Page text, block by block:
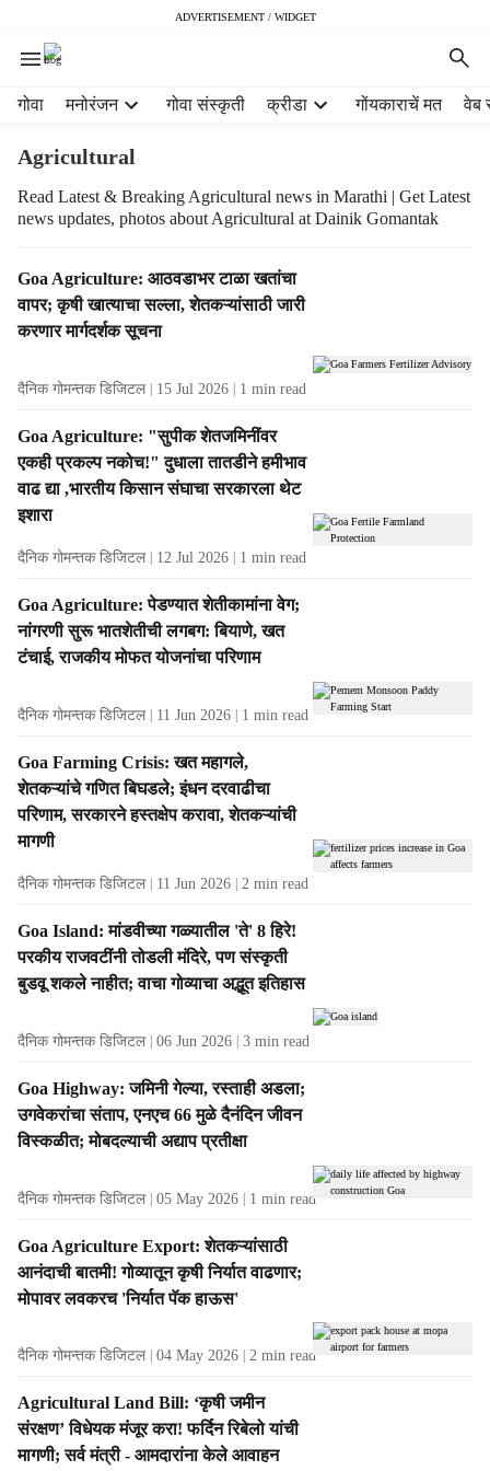
ADVERTISEMENT / WIDGET
गोवा मनोरंजन गोवा संस्कृती क्रीडा गोंयकाराचें मत वेब
Agricultural
Read Latest & Breaking Agricultural news in Marathi | Get Latest
news updates, photos about Agricultural at Dainik Gomantak
T
a
g
s
l
t
s
Goa Agriculture: आठवडाभर टाळा खतांचा
वापर; कृषी खात्याचा सल्ला, शेतकऱ्यांसाठी जारी
करणार मार्गदर्शक सूचना
दैनिक गोमन्तक डिजिटल 15 Jul 2026 1 min read
Goa Agriculture: "सुपीक शेतजमिनींवर
एकही प्रकल्प नकोच!" दुधाला तातडीने हमीभाव
वाढ द्या ,भारतीय किसान संघाचा सरकारला थेट
इशारा
दैनिक गोमन्तक डिजिटल 12 Jul 2026 1 min read
Goa Agriculture: पेडण्यात शेतीकामांना वेग;
नांगरणी सुरू भातशेतीची लगबग: बियाणे, खत
टंचाई, राजकीय मोफत योजनांचा परिणाम
दैनिक गोमन्तक डिजिटल 11 Jun 2026 1 min read
Goa Farming Crisis: खत महागले,
शेतकऱ्यांचे गणित बिघडले; इंधन दरवाढीचा
परिणाम, सरकारने हस्तक्षेप करावा, शेतकऱ्यांची
मागणी
दैनिक गोमन्तक डिजिटल 11 Jun 2026 2 min read
Goa Island: मांडवीच्या गळ्यातील 'ते' 8 हिरे!
परकीय राजवटींनी तोडली मंदिरे, पण संस्कृती
बुडवू शकले नाहीत; वाचा गोव्याचा अद्भूत इतिहास
दैनिक गोमन्तक डिजिटल 06 Jun 2026 3 min read
Goa Highway: जमिनी गेल्या, रस्ताही अडला;
उगवेकरांचा संताप, एनएच 66 मुळे दैनंदिन जीवन
विस्कळीत; मोबदल्याची अद्याप प्रतीक्षा
दैनिक गोमन्तक डिजिटल 05 May 2026 1 min read
Goa Agriculture Export: शेतकऱ्यांसाठी
आनंदाची बातमी! गोव्यातून कृषी निर्यात वाढणार;
मोपावर लवकरच 'निर्यात पॅक हाऊस'
दैनिक गोमन्तक डिजिटल 04 May 2026 2 min read
Agricultural Land Bill: ‘कृषी जमीन
संरक्षण’ विधेयक मंजूर करा! फर्दिन रिबेलो यांची
मागणी; सर्व मंत्री - आमदारांना केले आवाहन